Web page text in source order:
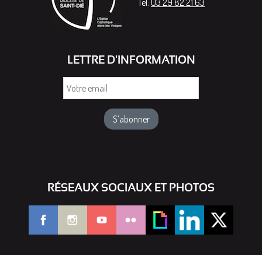
LETTRE D'INFORMATION
RÉSEAUX SOCIAUX ET PHOTOS